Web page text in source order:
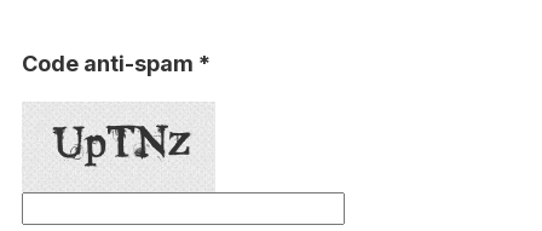
Code anti-spam *